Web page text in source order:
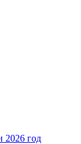
2026 год